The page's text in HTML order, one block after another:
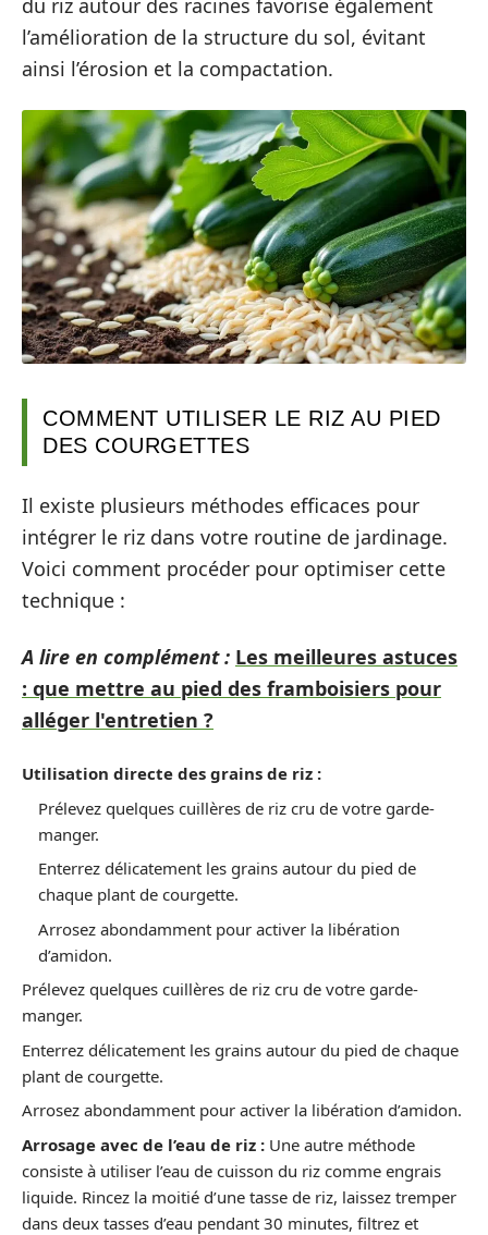
du riz autour des racines favorise également
l’amélioration de la structure du sol, évitant
ainsi l’érosion et la compactation.
COMMENT UTILISER LE RIZ AU PIED
DES COURGETTES
Il existe plusieurs méthodes efficaces pour
intégrer le riz dans votre routine de jardinage.
Voici comment procéder pour optimiser cette
technique :
A lire en complément : Les meilleures astuces
: que mettre au pied des framboisiers pour
alléger l'entretien ?
Utilisation directe des grains de riz :
Prélevez quelques cuillères de riz cru de votre garde-
manger.
Enterrez délicatement les grains autour du pied de
chaque plant de courgette.
Arrosez abondamment pour activer la libération
d’amidon.
Prélevez quelques cuillères de riz cru de votre garde-
manger.
Enterrez délicatement les grains autour du pied de chaque
plant de courgette.
Arrosez abondamment pour activer la libération d’amidon.
Arrosage avec de l’eau de riz : Une autre méthode
consiste à utiliser l’eau de cuisson du riz comme engrais
liquide. Rincez la moitié d’une tasse de riz, laissez tremper
dans deux tasses d’eau pendant 30 minutes, filtrez et